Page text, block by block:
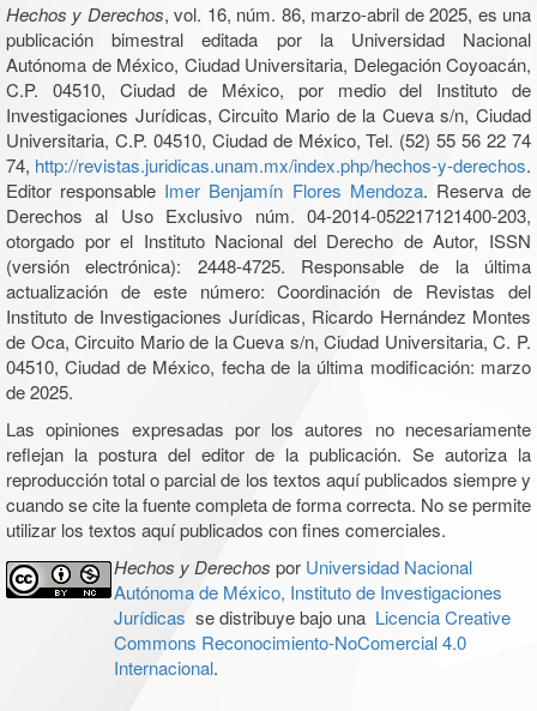
Hechos y Derechos, vol. 16, núm. 86, marzo-abril de 2025, es una
publicación bimestral editada por la Universidad Nacional
Autónoma de México, Ciudad Universitaria, Delegación Coyoacán,
C.P. 04510, Ciudad de México, por medio del Instituto de
Investigaciones Jurídicas, Circuito Mario de la Cueva s/n, Ciudad
Universitaria, C.P. 04510, Ciudad de México, Tel. (52) 55 56 22 74
74, http://revistas.juridicas.unam.mx/index.php/hechos-y-derechos.
Editor responsable Imer Benjamín Flores Mendoza. Reserva de
Derechos al Uso Exclusivo núm. 04-2014-052217121400-203,
otorgado por el Instituto Nacional del Derecho de Autor, ISSN
(versión electrónica): 2448-4725. Responsable de la última
actualización de este número: Coordinación de Revistas del
Instituto de Investigaciones Jurídicas, Ricardo Hernández Montes
de Oca, Circuito Mario de la Cueva s/n, Ciudad Universitaria, C. P.
04510, Ciudad de México, fecha de la última modificación: marzo
de 2025.
Las opiniones expresadas por los autores no necesariamente
reflejan la postura del editor de la publicación. Se autoriza la
reproducción total o parcial de los textos aquí publicados siempre y
cuando se cite la fuente completa de forma correcta. No se permite
utilizar los textos aquí publicados con fines comerciales.
Hechos y Derechos por Universidad Nacional
Autónoma de México, Instituto de Investigaciones
Jurídicas se distribuye bajo una Licencia Creative
Commons Reconocimiento-NoComercial 4.0
Internacional.